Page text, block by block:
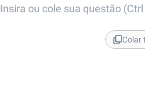
Insira ou cole sua questão
Colar